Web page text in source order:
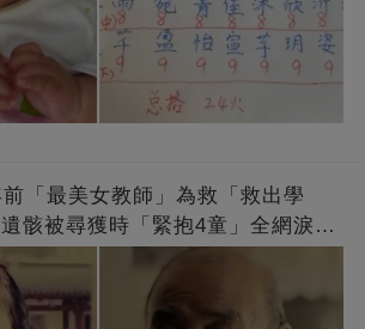
「最美女教師」為救「救出學
骸被尋獲時「緊抱4童」全網淚
該被遺忘